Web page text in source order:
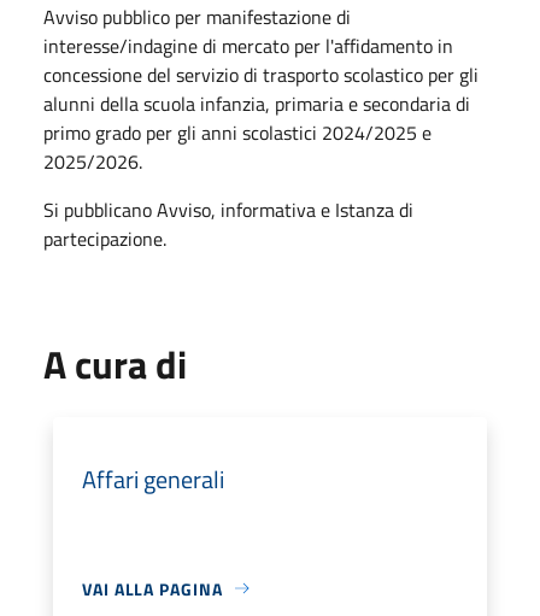
Avviso pubblico per manifestazione di
interesse/indagine di mercato per l'affidamento in
concessione del servizio di trasporto scolastico per gli
alunni della scuola infanzia, primaria e secondaria di
primo grado per gli anni scolastici 2024/2025 e
2025/2026.
Si pubblicano Avviso, informativa e Istanza di
partecipazione.
A cura di
Affari generali
VAI ALLA PAGINA